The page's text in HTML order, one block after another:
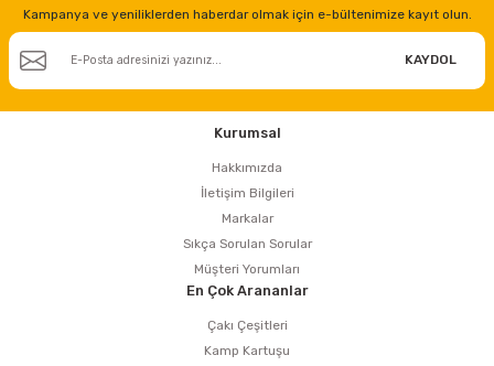
Kampanya ve yeniliklerden haberdar olmak için e-bültenimize kayıt olun.
KAYDOL
Kurumsal
Hakkımızda
İletişim Bilgileri
Markalar
Sıkça Sorulan Sorular
Müşteri Yorumları
En Çok Arananlar
Çakı Çeşitleri
Kamp Kartuşu